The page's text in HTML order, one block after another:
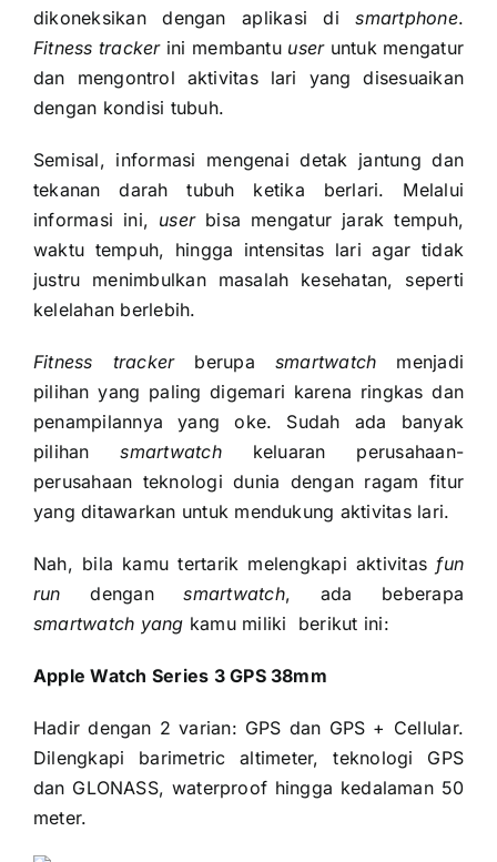
dikoneksikan dengan aplikasi dismartphone.
Fitness trackerini membantu useruntuk mengatur
dan mengontrol aktivitas lari yang disesuaikan
dengan kondisi tubuh.
Semisal, informasi mengenai detak jantung dan
tekanan darah tubuh ketika berlari. Melalui
informasi ini, user bisa mengatur jarak tempuh,
waktu tempuh, hingga intensitas lari agar tidak
justru menimbulkan masalah kesehatan, seperti
kelelahan berlebih.
Fitness trackerberupa smartwatch menjadi
pilihan yang paling digemari karena ringkas dan
penampilannya yang oke. Sudah ada banyak
pilihan smartwatchkeluaran perusahaan-
perusahaan teknologi dunia dengan ragam fitur
yang ditawarkan untuk mendukung aktivitas lari.
Nah, bila kamu tertarik melengkapi aktivitasfun
run dengansmartwatch, ada beberapa
smartwatch yang kamu miliki berikut ini:
Apple Watch Series 3 GPS 38mm
Hadir dengan 2 varian: GPS dan GPS + Cellular.
Dilengkapi barimetric altimeter, teknologi GPS
dan GLONASS, waterproof hingga kedalaman 50
meter.